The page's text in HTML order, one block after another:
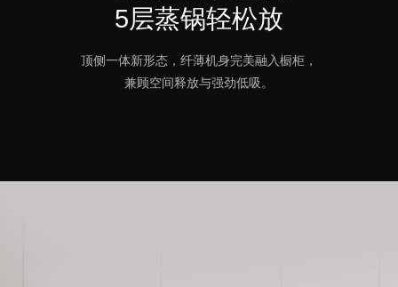
5层蒸锅轻松放
顶侧一体新形态，纤薄机身完美融入橱柜，
兼顾空间释放与强劲低吸。